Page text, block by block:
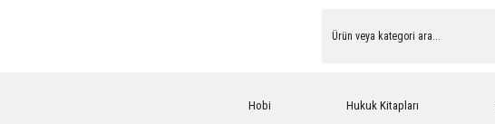
Hobi Hukuk Kitapları